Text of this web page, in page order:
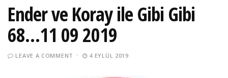
Ender ve Koray ile Gibi Gibi
68…11 09 2019
LEAVE A COMMENT 4 EYLÜL 2019